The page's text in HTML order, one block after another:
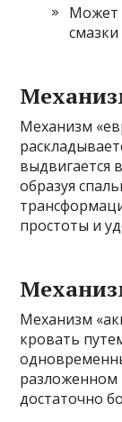
Может
Механизм
выдвигается
образуя
простоты и
Механизм
кровать
разложенном
достаточно